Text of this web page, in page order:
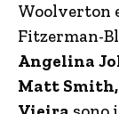
Woolverton
Fitzerman-
Angelina
Matt Smith,